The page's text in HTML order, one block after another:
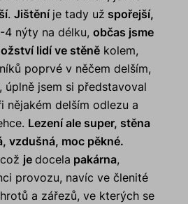
.Jištění je tady už spořejší,
4 nýty na délku,občas jsme
lidí ve stěně kolem,
poprvé v něčem delším,
, úplně jsem si představoval
nějakém delším odlezu a
Lezení ale super, stěna
vzdušná, moc pěkné.
jedocela pakárna,
provozu, navíc ve členité
a zářezů, ve kterých se